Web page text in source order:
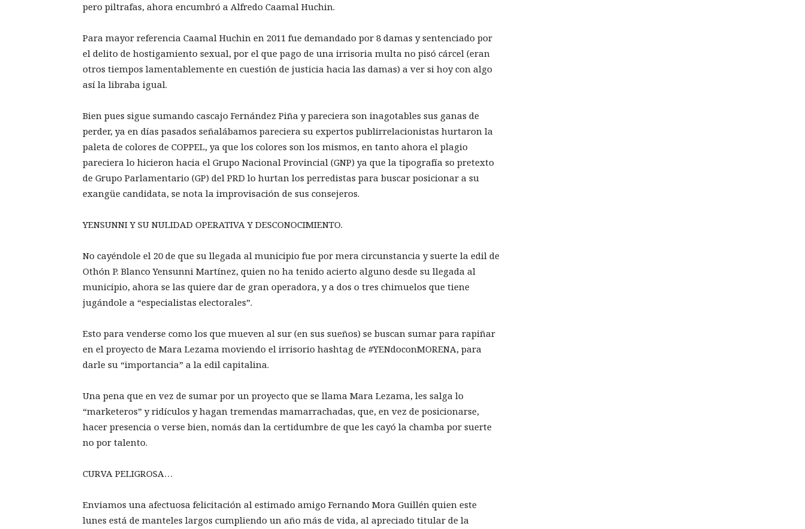
pero piltrafas, ahora encumbró a Alfredo Caamal Huchin.
Para mayor referencia Caamal Huchin en 2011 fue demandado por 8 damas y sentenciado por
el delito de hostigamiento sexual, por el que pago de una irrisoria multa no pisó cárcel (eran
otros tiempos lamentablemente en cuestión de justicia hacia las damas) a ver si hoy con algo
así la libraba igual.
Bien pues sigue sumando cascajo Fernández Piña y pareciera son inagotables sus ganas de
perder, ya en días pasados señalábamos pareciera su expertos publirrelacionistas hurtaron la
paleta de colores de COPPEL, ya que los colores son los mismos, en tanto ahora el plagio
pareciera lo hicieron hacia el Grupo Nacional Provincial (GNP) ya que la tipografía so pretexto
de Grupo Parlamentario (GP) del PRD lo hurtan los perredistas para buscar posicionar a su
exangüe candidata, se nota la improvisación de sus consejeros.
YENSUNNI Y SU NULIDAD OPERATIVA Y DESCONOCIMIENTO.
No cayéndole el 20 de que su llegada al municipio fue por mera circunstancia y suerte la edil de
Othón P. Blanco Yensunni Martínez, quien no ha tenido acierto alguno desde su llegada al
municipio, ahora se las quiere dar de gran operadora, y a dos o tres chimuelos que tiene
jugándole a “especialistas electorales”.
Esto para venderse como los que mueven al sur (en sus sueños) se buscan sumar para rapiñar
en el proyecto de Mara Lezama moviendo el irrisorio hashtag de #YENdoconMORENA, para
darle su “importancia” a la edil capitalina.
Una pena que en vez de sumar por un proyecto que se llama Mara Lezama, les salga lo
“marketeros” y ridículos y hagan tremendas mamarrachadas, que, en vez de posicionarse,
hacer presencia o verse bien, nomás dan la certidumbre de que les cayó la chamba por suerte
no por talento.
CURVA PELIGROSA…
Enviamos una afectuosa felicitación al estimado amigo Fernando Mora Guillén quien este
lunes está de manteles largos cumpliendo un año más de vida, al apreciado titular de la